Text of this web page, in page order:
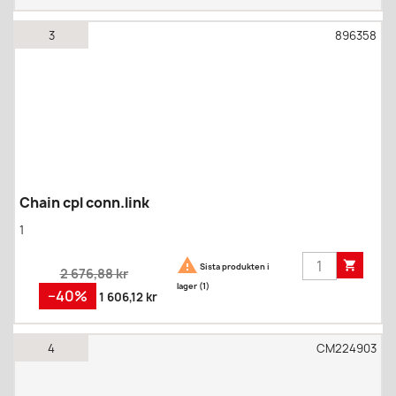
3 896358
Chain cpl conn.link
1
Regular
price
2 676,88 kr
−40% Pris
1 606,12 kr
 Sista produkten i
lager (1)

4 CM224903